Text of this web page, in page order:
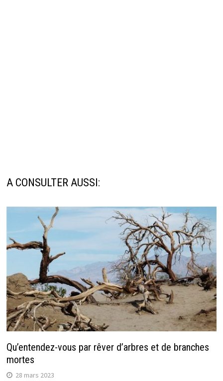
A CONSULTER AUSSI:
Qu’entendez-vous par rêver d’arbres et de branches
mortes
28 mars 2023